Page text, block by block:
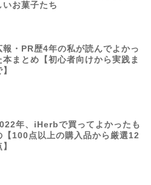
いお菓子たち
報・PR歴4年の私が読んでよかっ
本まとめ【初心者向けから実践ま
年、iHerbで買ってよかったも
【100点以上の購入品から厳選12
】